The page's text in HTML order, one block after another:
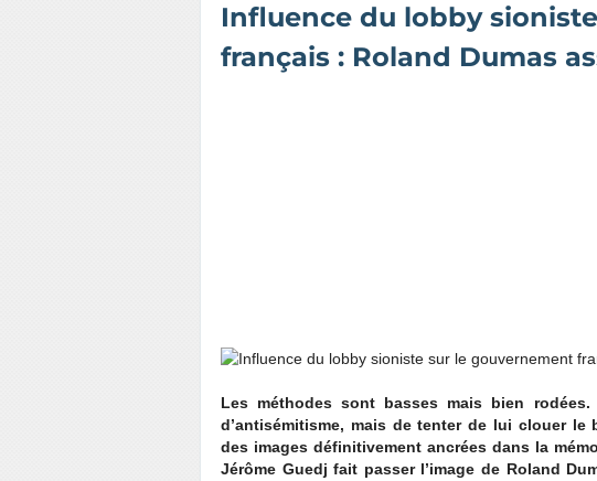
Influence du lobby
français : Roland Dumas
Les méthodes sont basses mais bien rodées.
d’antisémitisme, mais de tenter de lui clouer
des images définitivement ancrées dans la
Jérôme Guedj fait passer l’image de Roland